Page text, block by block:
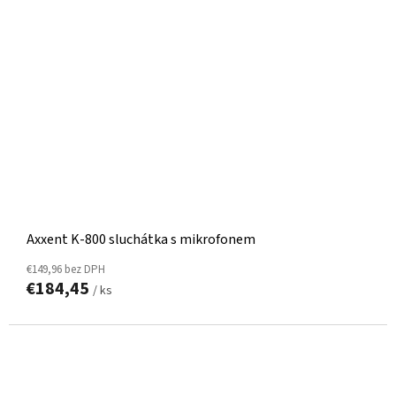
Axxent K-800 sluchátka s mikrofonem
€149,96 bez DPH
€184,45 / ks